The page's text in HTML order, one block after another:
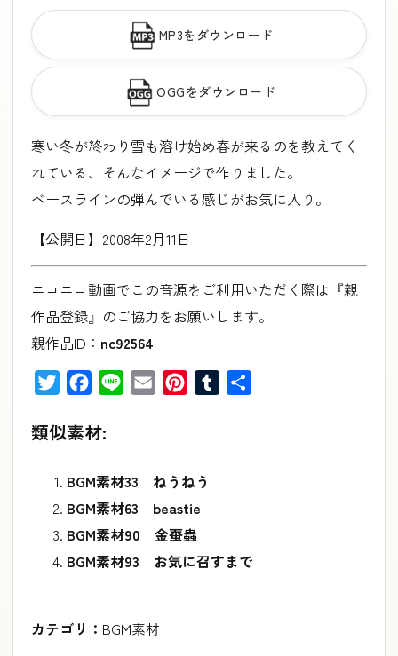
MP3をダウンロード
OGGをダウンロード
寒い冬が終わり雪も溶け始め春が来るのを教えてく
れている、そんなイメージで作りました。
ベースラインの弾んでいる感じがお気に入り。
【公開日】2008年2月11日
ニコニコ動画でこの音源をご利用いただく際は『親
作品登録』のご協力をお願いします。
親作品ID： nc92564
TwitterFacebook
Line Email Pinterest
Tumblr
類似素材:
BGM素材33 ねうねう
BGM素材63 beastie
BGM素材90 金蚕蟲
BGM素材93 お気に召すまで
カテゴリ： BGM素材